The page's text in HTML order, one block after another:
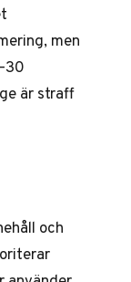
men
är straff
och